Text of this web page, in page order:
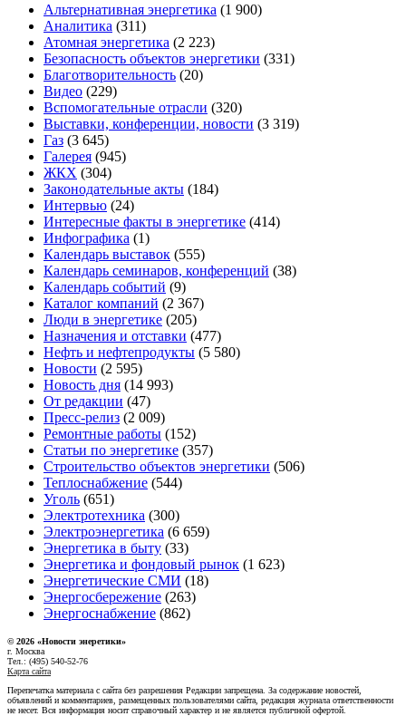
Альтернативная энергетика (1 900)
Аналитика (311)
Атомная энергетика (2 223)
Безопасность объектов энергетики (331)
Благотворительность (20)
Видео (229)
Вспомогательные отрасли (320)
Выставки, конференции, новости (3 319)
Газ (3 645)
Галерея (945)
ЖКХ (304)
Законодательные акты (184)
Интервью (24)
Интересные факты в энергетике (414)
Инфографика (1)
Календарь выставок (555)
Календарь семинаров, конференций (38)
Календарь событий (9)
Каталог компаний (2 367)
Люди в энергетике (205)
Назначения и отставки (477)
Нефть и нефтепродукты (5 580)
Новости (2 595)
Новость дня (14 993)
От редакции (47)
Пресс-релиз (2 009)
Ремонтные работы (152)
Статьи по энергетике (357)
Строительство объектов энергетики (506)
Теплоснабжение (544)
Уголь (651)
Электротехника (300)
Электроэнергетика (6 659)
Энергетика в быту (33)
Энергетика и фондовый рынок (1 623)
Энергетические СМИ (18)
Энергосбережение (263)
Энергоснабжение (862)
© 2026 «Новости энеретики»
г. Москва
Тел.: (495) 540-52-76
Карта сайта
Перепечатка материала с сайта без разрешения Редакции запрещена. За содержание новостей,
объявлений и комментариев, размещенных пользователями сайта, редакция журнала ответственности
не несет. Вся информация носит справочный характер и не является публичной офертой.